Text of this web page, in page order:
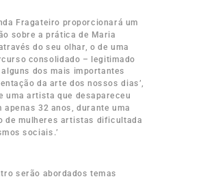
Fragateiro proporcionará um
sobre a prática de Maria
do seu olhar, o de uma
consolidado – legitimado
dos mais importantes
da arte dos nossos dias’,
uma artista que desapareceu
apenas 32 anos, durante uma
de mulheres artistas dificultada
sociais.’
serão abordados temas